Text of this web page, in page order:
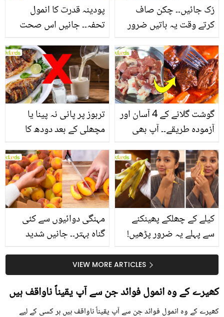
پودینہ قدرت کا انمول
تحفہ۔۔ جانیں اس صحت
انگیز طبی فوائد
رُک جائیں۔۔ چکن صاف
کرتے وقت یہ باتیں ضرور
تربوز پر پانی نہ پینا یا
مچھلی کے بعد دودھ کا
سے متعلق غلط فہمیوں کی
حقیقت کیا ہے اور افواہ
کیا؟
گوشت گلانے کے 4 آسان اور
آزمودہ طریقے۔۔ آپ بھی
بتائے راز
مہنگی دوائیوں سے کئی
گناہ بہتر۔۔ جانیں شدید
کیوں کھانا چاہیے؟
کیلے کے چھلکے پھینکنے
سے پہلے یہ ضرور پڑھیں!
سستا اور قدرتی حلVIEW MORE ARTICLES
کھیرے کے وہ انمول فوائد جن سے آپ یقیناً ناواقف ہیں
کھیرے کے وہ انمول فوائد جن سے آپ یقیناً ناواقف ہیں ہر کسی کے لیے